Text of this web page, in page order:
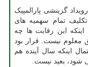
گزینشی پارالمپیک
تمام سهمیه های
مشخص شود. اینکه این رقابت ها چه
معلوم نیست. قرار بود
اینکه سال آینده هم
شود، بعید نیست.